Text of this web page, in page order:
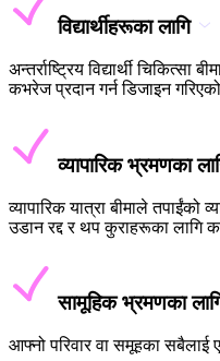
विद्यार्थीहरूका लागि
अन्तर्राष्ट्रिय विद्यार्थी
कभरेज प्रदान गर्न डिजाइन
व्यापारिक भ्रमणका
व्यापारिक यात्रा बीमाले तपाईंको
उडान रद्द र थप कुराहरूका लागि
सामूहिक भ्रमणका
आफ्नो परिवार वा समूहका सबैलाई